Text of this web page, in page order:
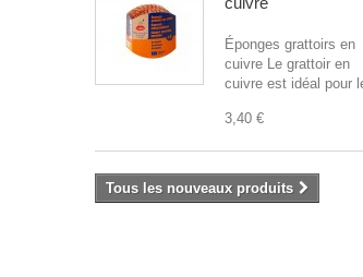
Éponges grattoirs en
cuivre Le grattoir en
cuivre est idéal pour
3,40 €
Tous les nouveaux produits